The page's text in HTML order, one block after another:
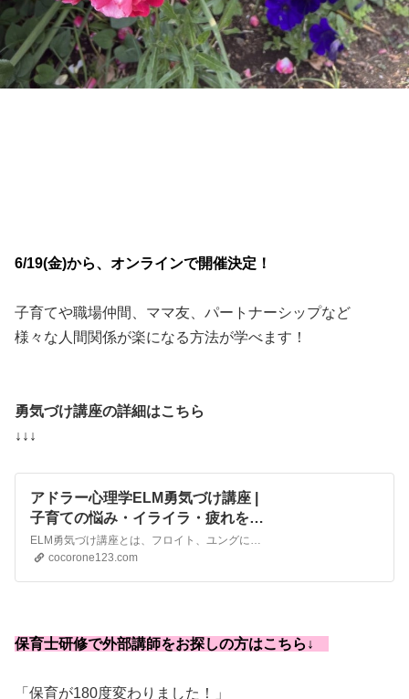
6/19(金)から、オンラインで開催決定！
子育てや職場仲間、ママ友、パートナーシップなど
様々な人間関係が楽になる方法が学べます！
勇気づけ講座の詳細はこちら
↓↓↓
アドラー心理学ELM勇気づけ講座 |
子育ての悩み・イライラ・疲れをア
ドラー心理学勇気づけZoom講座で
解決！| オンライン子育て相談｜保
育士研修｜
cocorone123.com
保育士研修で外部講師をお探しの方はこちら↓
「保育が180度変わりました！」